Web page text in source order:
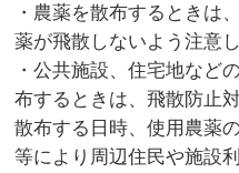
・農薬を散布するときは
薬が飛散しないよう注意
・公共施設、住宅地など
布するときは、飛散防止
散布する日時、使用農薬
等により周辺住民や施設